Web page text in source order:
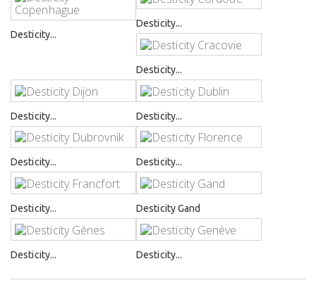
Desticity...
Desticity...
Desticity...
Desticity... Desticity...
Desticity... Desticity...
Desticity... Desticity Gand
Desticity... Desticity...